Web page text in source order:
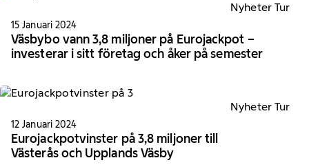
Nyheter Tur
15 Januari 2024
Väsbybo vann 3,8 miljoner på Eurojackpot –
investerar i sitt företag och åker på semester
Nyheter Tur
12 Januari 2024
Eurojackpotvinster på 3,8 miljoner till
Västerås och Upplands Väsby